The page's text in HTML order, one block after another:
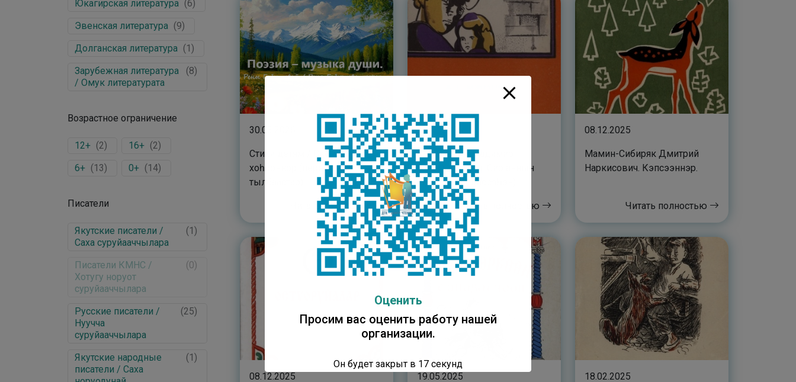
30.03.2026
Стихи детям / Оҕолорго
хоһооннор (переводы /
тылбаастар)
Читать полностью
21.01.2026
Короленко Владимир
Галактионович. Сир аннын
оҕолоро: (аудиосэһэн)
Читать полностью
08.12.2025
Мамин-Сибиряк Дмитрий
Наркисович. Кэпсээннэр.
Читать полностью
08.12.2025 19.05.2025 18.02.2025
Юкагирская литература (6)
Эвенская литература (9)
Долганская литература (1)
Зарубежная литература
/ Омук литературата
(8)
Возрастное ограничение
12+ (2) 16+ (2)
6+ (13) 0+ (14)
Писатели
Якутские писатели /
Саха суруйааччылара
(1)
Писатели КМНС /
Хотугу норуот
суруйааччылара
(0)
Русские писатели /
Нуучча
суруйааччылара
(25)
Якутские народные
писатели / Саха
(1)
Оценить
Просим вас оценить работу нашей
организации.
Он будет закрыт в 16 секунд